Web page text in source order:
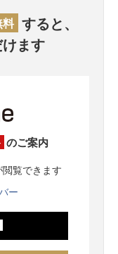
料 すると、
ます
のご案内
覧できます
ー